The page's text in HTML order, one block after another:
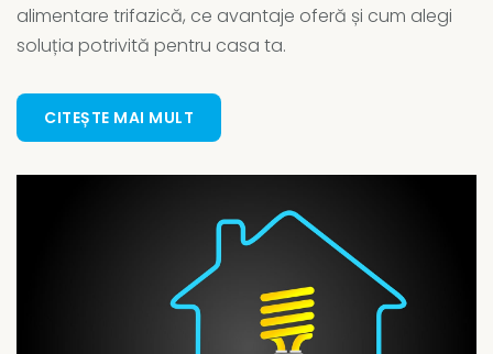
alimentare trifazică, ce avantaje oferă și cum alegi
soluția potrivită pentru casa ta.
CITEȘTE MAI MULT